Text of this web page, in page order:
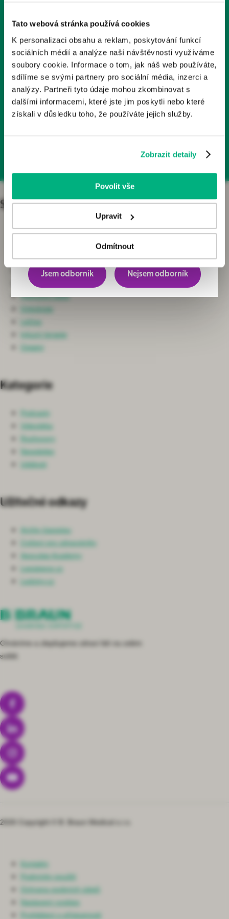
Tato webová stránka používá cookies
K personalizaci obsahu a reklam, poskytování funkcí
sociálních médií a analýze naší návštěvnosti využíváme
soubory cookie. Informace o tom, jak náš web používáte,
sdílíme se svými partnery pro sociální média, inzerci a
analýzy. Partneři tyto údaje mohou zkombinovat s
dalšími informacemi, které jste jim poskytli nebo které
získali v důsledku toho, že používáte jejich služby.
Zobrazit detaily
Povolit vše
Upravit
Odmítnout
Odebírá už 2000+ kolegů
Články, podcasty, rozhovory
Chráníme a zlepšujeme zdraví lidí na celém
světě.
Specializace
Chirurgie
Neurochirurgie a Spondylochirurgie
Ortopedie
Nefrologie
Ošetřovatelská péče
Intenzivní péče
Onkologie
Léčiva
Infuzní terapie
Ostatní
Kategorie
Podcasty
Videotéka
Rozhovory
Newsletter
Události
Užitečné odkazy
Archiv časopisu
Cvičení pro zdravotníky
Aesculap Academy
Lepsipece.cz
Ledviny.cz
2026 Copyright © B. Braun Medical s.r.o.
Kontakty
Podmínky použití
Ochrana osobních údajů
Nastavení cookies
Prohlášení o přístupnosti
odborníkům v České republice. Nejsou určeny laické
veřejnosti.
Odborníkem je dle § 2a zákona č. 40/1995 Sb., o regulaci
reklamy, v platném znění, osoba oprávněná předepisovat
nebo vydávat léčivé přípravky nebo zdravotnické
prostředky. Pokud osoba, která není odborníkem, vstoupí
na tyto webové stránky, vystavuje se riziku nesprávného
Kliknutím na tlačítko „Jsem odborník“ potvrzujete, že:
definicí pojmu „odborník“;
Jste odborníkem ve smyslu zákona o regulaci
reklamy;
Jste se seznámil/a s riziky, kterým se jiná osoba než
převážně pro odborníky.
Jsem odborník Nejsem odborník